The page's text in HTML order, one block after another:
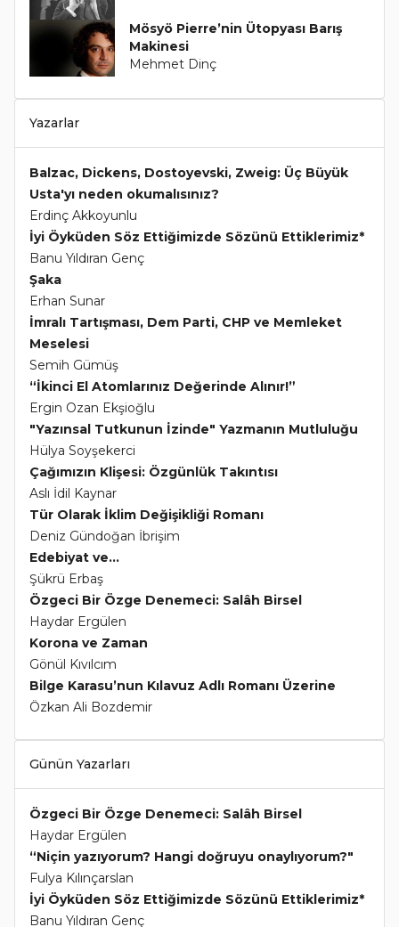
Mösyö Pierre’nin Ütopyası Barış
Makinesi
Mehmet Dinç
Yazarlar
Balzac, Dickens, Dostoyevski, Zweig: Üç Büyük
Usta'yı neden okumalısınız?
Erdinç Akkoyunlu
İyi Öyküden Söz Ettiğimizde Sözünü Ettiklerimiz*
Banu Yıldıran Genç
Şaka
Erhan Sunar
İmralı Tartışması, Dem Parti, CHP ve Memleket
Meselesi
Semih Gümüş
“İkinci El Atomlarınız Değerinde Alınır!”
Ergin Ozan Ekşioğlu
"Yazınsal Tutkunun İzinde" Yazmanın Mutluluğu
Hülya Soyşekerci
Çağımızın Klişesi: Özgünlük Takıntısı
Aslı İdil Kaynar
Tür Olarak İklim Değişikliği Romanı
Deniz Gündoğan İbrişim
Edebiyat ve...
Şükrü Erbaş
Özgeci Bir Özge Denemeci: Salâh Birsel
Haydar Ergülen
Korona ve Zaman
Gönül Kıvılcım
Bilge Karasu’nun Kılavuz Adlı Romanı Üzerine
Özkan Ali Bozdemir
Günün Yazarları
Özgeci Bir Özge Denemeci: Salâh Birsel
Haydar Ergülen
“Niçin yazıyorum? Hangi doğruyu onaylıyorum?"
Fulya Kılınçarslan
İyi Öyküden Söz Ettiğimizde Sözünü Ettiklerimiz*
Banu Yıldıran Genç